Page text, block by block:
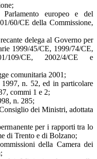
europeo e del
60/CE della Commissione,
delega al Governo per
1999/45/CE, 1999/74/CE,
109/CE, 2002/4/CE e
comunitaria 2001;
n. 52, ed in particolare
commi 1 e 2;
n. 285;
dei Ministri, adottata
per i rapporti tra lo
di Trento e di Bolzano;
della Camera dei